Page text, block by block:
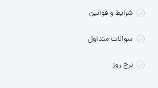
شرایط و قوانین
سوالات متداول
نرخ روز